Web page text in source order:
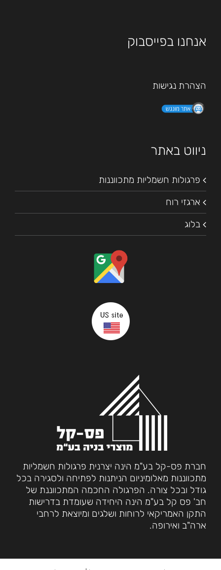
אנחנו בפייסבוק
הצהרת נגישות
ניווט באתר
פרגולות חשמליות מתכווננות
ארגזי רוח
בלוג
חברת פס-קל בע"מ הינה יצרנית פרגולות חשמליות
מתכווננות מאלומיניום הניתנות לפתיחה ולסגירה בכל
גודל ובכל צורה. הפרגולה החכמה המתכווננת של
חב' פס קל בע"מ הינה היחידה שעומדת בדרישות
התקן האמריקאי לרוחות ושלגים ומיוצאת לרחבי
ארה"ב ואירופה.